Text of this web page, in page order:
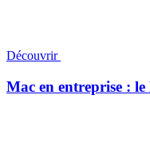
Découvrir
Mac en entreprise :